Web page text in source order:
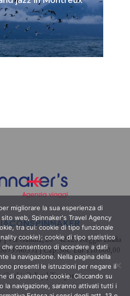
| Via Gandhi, 20 • 42123 Reggio Emilia
| Cap. Soc. Eur 110.000,00
Cookie Policy| Trasparenza
migliorare la sua esperienza di
web, Spinnaker's Travel Agency
tra cui: cookie di tipo funzionale
cookie); cookie di tipo statistico
consentono di accedere a dati
la navigazione. Nella pagina della
presenti le istruzioni per negare il
di qualunque cookie. Cliccando su
la navigazione, saranno attivati tutti i